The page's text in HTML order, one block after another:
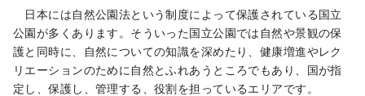
日本には自然公園法という制度によって保護されている国立
公園が多くあります。そういった国立公園では自然や景観の保
護と同時に、自然についての知識を深めたり、健康増進やレク
リエーションのために自然とふれあうところでもあり、国が指
定し、保護し、管理する、役割を担っているエリアです。